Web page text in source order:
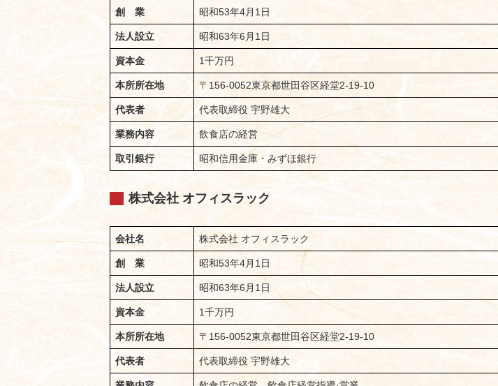
創 業 昭和53年4月1日
法人設立 昭和63年6月1日
資本金 1千万円
本所所在地 〒156-0052東京都世田谷区経堂2-19-10
代表者 代表取締役 宇野雄大
業務内容 飲食店の経営
取引銀行 昭和信用金庫・みずほ銀行
株式会社 オフィスラック
会社名 株式会社 オフィスラック
創 業 昭和53年4月1日
法人設立 昭和63年6月1日
資本金 1千万円
本所所在地 〒156-0052東京都世田谷区経堂2-19-10
代表者 代表取締役 宇野雄大